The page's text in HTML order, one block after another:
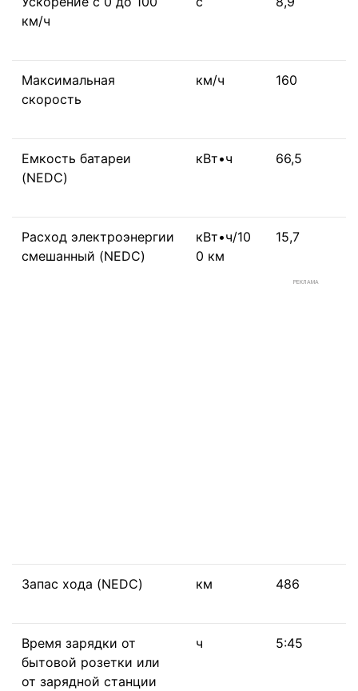
км/ч
Максимальная
скорость
км/ч 160
Емкость батареи
(NEDC)
кВт•ч 66,5
Расход электроэнергии
смешанный (NEDC)
кВт•ч/10
0 км
15,7
РЕКЛАМА
Запас хода (NEDC) км 486
Время зарядки от
бытовой розетки или
от зарядной станции
ч 5:45